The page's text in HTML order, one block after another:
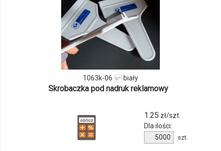
i
ilości
produktu
1063k-
1063k-06 biały
Skrobaczka pod nadruk reklamowy
1.25 zł/szt.
Dla ilości:
Ilość
produktu
szt.